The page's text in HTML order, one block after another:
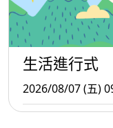
而孟庭葦的〈你的味
的甜蜜與思念。不
對愛情的眷戀與依靠。
從〈轟轟烈烈去愛
生活進行式
2026/08/07 (五)